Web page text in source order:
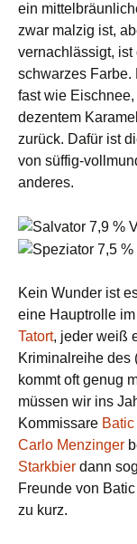
ein
zwar malzig ist,
vernachlässigt, ist
schwarzes Farbe.
fast wie
dezentem
zurück. Dafür ist
von süffig-
anderes.
Kein Wunder ist
eine Hauptrolle im
Tatort, jeder weiß
Kriminalreihe des
kommt oft genug
müssen wir ins
Kommissare
Carlo Menzinger
Starkbier dann
Freunde von
zu kurz.